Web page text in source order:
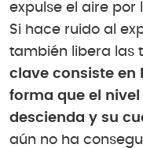
expulse el aire por
Si hace ruido al
también libera las
clave consiste en
forma que el
descienda y su
aún no ha